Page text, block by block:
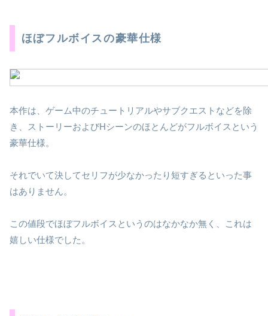
ほぼフルボイスの豪華仕様
本作は、ゲーム中のチュートリアルやサブクエストなどを除
き、ストーリーおよびHシーンのほとんどがフルボイスという
豪華仕様。
それでいて決してセリフが少なかったり短すぎるといった事
はありません。
この値段でほぼフルボイスというのはなかなか無く、これは
嬉しい仕様でした。